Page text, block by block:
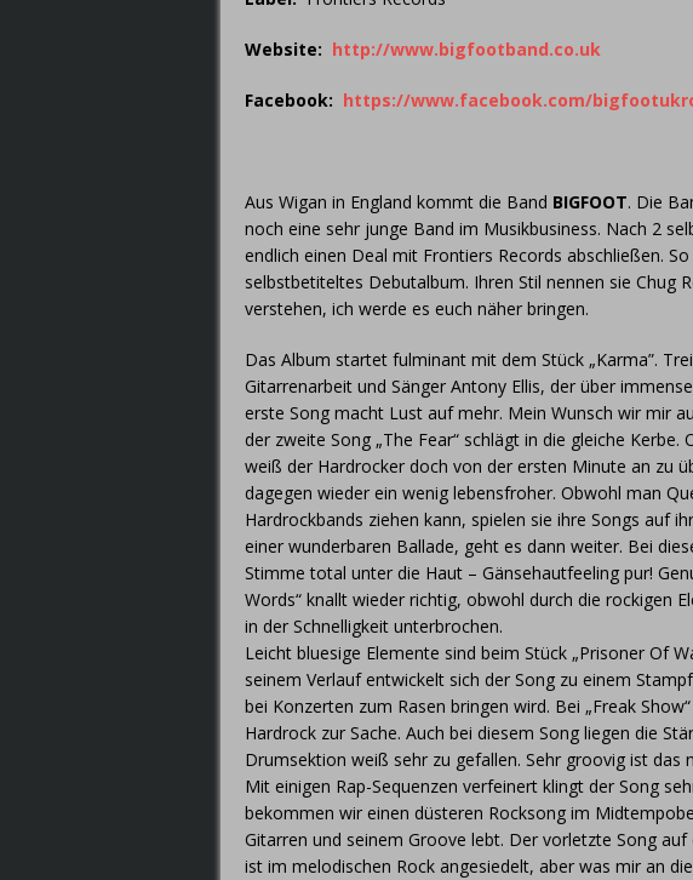
Website: http://www.bigfootband.co.uk
Facebook: https://www.facebook.com/
Aus Wigan in England kommt die Band BIGFOOT. Die
noch eine sehr junge Band im Musikbusiness. Nach 2
endlich einen Deal mit Frontiers Records abschließen.
selbstbetiteltes Debutalbum. Ihren Stil nennen sie Chug
verstehen, ich werde es euch näher bringen.
Das Album startet fulminant mit dem Stück „Karma”.
Gitarrenarbeit und Sänger Antony Ellis, der über
erste Song macht Lust auf mehr. Mein Wunsch wir mir
der zweite Song „The Fear“ schlägt in die gleiche
weiß der Hardrocker doch von der ersten Minute an zu
dagegen wieder ein wenig lebensfroher. Obwohl man
Hardrockbands ziehen kann, spielen sie ihre Songs auf
einer wunderbaren Ballade, geht es dann weiter. Bei
Stimme total unter die Haut – Gänsehautfeeling pur!
Words“ knallt wieder richtig, obwohl durch die rockigen
in der Schnelligkeit unterbrochen.
Leicht bluesige Elemente sind beim Stück „Prisoner Of
seinem Verlauf entwickelt sich der Song zu einem
bei Konzerten zum Rasen bringen wird. Bei „Freak
Hardrock zur Sache. Auch bei diesem Song liegen die
Drumsektion weiß sehr zu gefallen. Sehr groovig ist das
Mit einigen Rap-Sequenzen verfeinert klingt der Song
bekommen wir einen düsteren Rocksong im
Gitarren und seinem Groove lebt. Der vorletzte Song auf
ist im melodischen Rock angesiedelt, aber was mir an